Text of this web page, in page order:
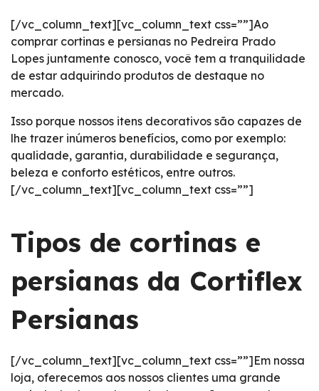
[/vc_column_text][vc_column_text css=””]Ao
comprar cortinas e persianas no Pedreira Prado
Lopes juntamente conosco, você tem a tranquilidade
de estar adquirindo produtos de destaque no
mercado.
Isso porque nossos itens decorativos são capazes de
lhe trazer inúmeros benefícios, como por exemplo:
qualidade, garantia, durabilidade e segurança,
beleza e conforto estéticos, entre outros.
[/vc_column_text][vc_column_text css=””]
Tipos de cortinas e
persianas da Cortiflex
Persianas
[/vc_column_text][vc_column_text css=””]Em nossa
loja, oferecemos aos nossos clientes uma grande